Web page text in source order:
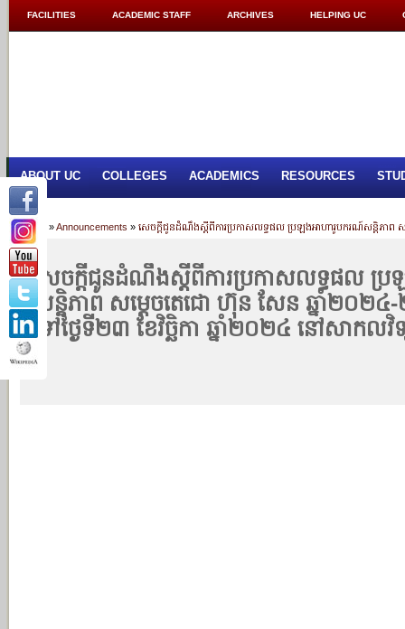
FACILITIES ACADEMIC STAFF ARCHIVES HELPING UC
ABOUT UC COLLEGES ACADEMICS RESOURCES
Home »Announcements » សេចក្តីជូនដំណឹងស្តីពីការប្រកាសលទ្ធផល ប្រឡងអាហារូបករណ៍សន្តិភាព ស
សេចក្តីជូនដំណឹងស្តីពីការប្រកាសលទ្ធផល ប្
សន្តិភាព សម្តេចតេជោ ហ៊ុន សែន ឆ្នាំ២០២៤-
ទៅថ្ងៃទី២៣ ខែវិច្ឆិកា ឆ្នាំ២០២៤ នៅសាកលវិ